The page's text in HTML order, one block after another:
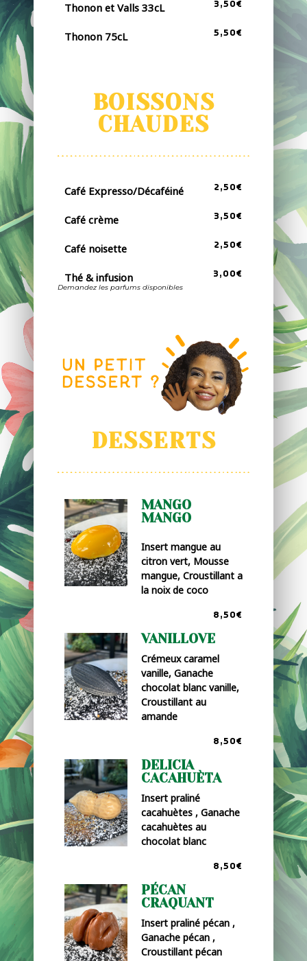
Thonon et Valls 33cL 3,50€
Thonon 75cL 5,50€
BOISSONS
CHAUDES
Café Expresso/Décaféiné 2,50€
Café crème 3,50€
Café noisette 2,50€
Thé & infusion 3,00€
Demandez les parfums disponibles
DESSERTS
MANGO
MANGO
Insert mangue au
citron vert, Mousse
mangue, Croustillant a
la noix de coco
8,50€
VANILLOVE
Crémeux caramel
vanille, Ganache
chocolat blanc vanille,
Croustillant au
amande
8,50€
DELICIA
CACAHUÈTA
Insert praliné
cacahuètes , Ganache
cacahuètes au
chocolat blanc
8,50€
PÉCAN
CRAQUANT
Insert praliné pécan ,
Ganache pécan ,
Croustillant pécan